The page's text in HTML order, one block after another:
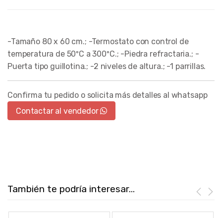
-Tamaño 80 x 60 cm.; -Termostato con control de
temperatura de 50ºC a 300ºC.; -Piedra refractaria.; -
Puerta tipo guillotina.; -2 niveles de altura.; -1 parrillas.
Confirma tu pedido o solicita más detalles al whatsapp
Contactar al vendedor
También te podría interesar...